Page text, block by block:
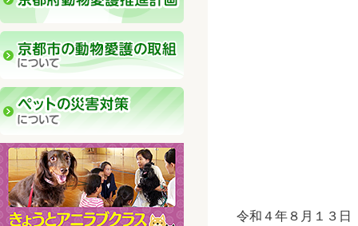
令和４年８月１３日